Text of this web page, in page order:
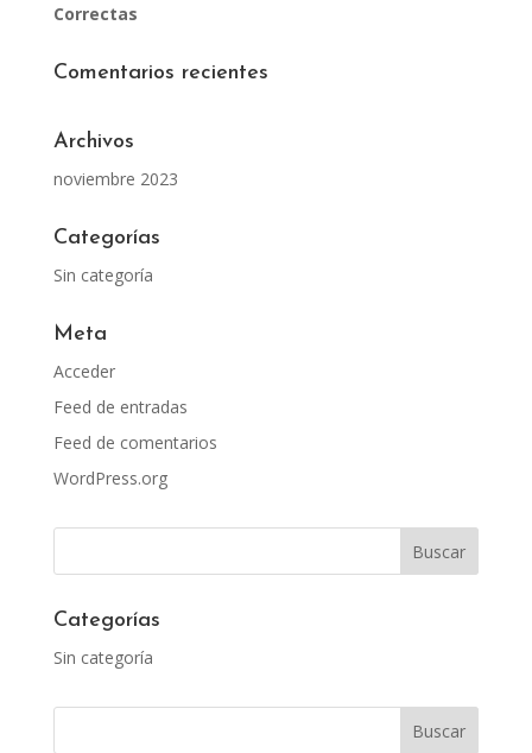
Correctas
Comentarios recientes
Archivos
noviembre 2023
Categorías
Sin categoría
Meta
Acceder
Feed de entradas
Feed de comentarios
WordPress.org
Categorías
Sin categoría